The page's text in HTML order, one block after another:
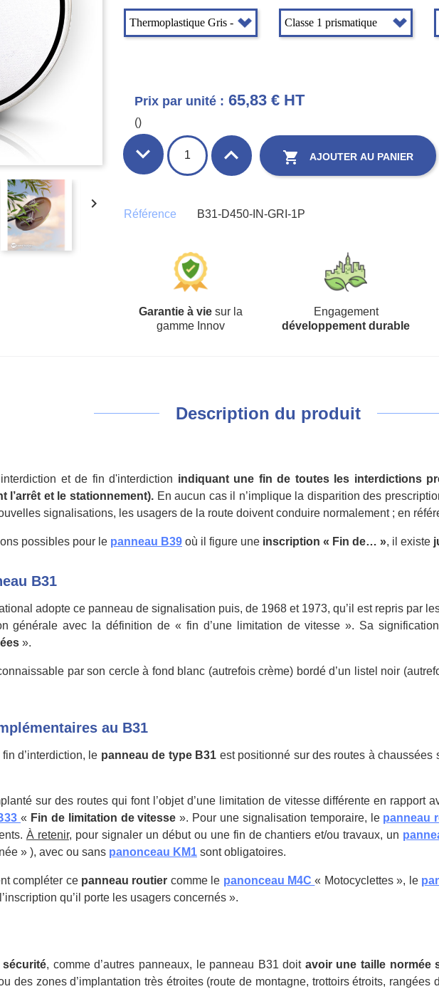

Prix par unité : 65,83 € HT
()
 AJOUTER AU PANIER
Référence B31-D450-IN-GRI-1P
Garantie à viesur la
gamme Innov
Engagement
développement durable
Description du produit
et de fin d'interdiction indiquant une fin de toutes les interdictions
l’arrêt et le stationnement).En aucun cas il n’implique la disparition des
signalisations, les usagers de la route doivent conduire normalement ; en
possibles pour le panneau B39 où il figure une inscription « Fin de… », il existe
B31
adopte ce panneau de signalisation puis, de 1968 et 1973, qu’il est repris par
générale avec la définition de « fin d’une limitation de vitesse ». Sa
».
par son cercle à fond blanc (autrefois crème) bordé d’un listel noir
au B31
d’interdiction, le panneau de type B31 est positionné sur des routes à
sur des routes qui font l’objet d’une limitation de vitesse différente en rapport
« Fin de limitation de vitesse ». Pour une signalisation temporaire, le panneau
À retenir, pour signaler un début ou une fin de chantiers et/ou travaux, un
» ), avec ou sans panonceau KM1 sont obligatoires.
compléter ce panneau routier comme le panonceau M4C« Motocyclettes », le
qu’il porte les usagers concernés ».
, comme d’autres panneaux, le panneau B31 doit avoir une taille normée
des zones d’implantation très étroites (route de montagne, trottoirs étroits,